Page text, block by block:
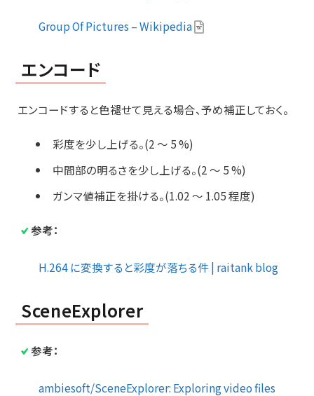
Group Of Pictures – Wikipedia
エンコード
エンコードすると色褪せて見える場合、予め補正しておく。
彩度を少し上げる。(2 ～ 5 %)
中間部の明るさを少し上げる。(2 ～ 5 %)
ガンマ値補正を掛ける。(1.02 ～ 1.05 程度)
参考：
H.264 に変換すると彩度が落ちる件 | raitank blog
SceneExplorer
参考：
ambiesoft/SceneExplorer: Exploring video files